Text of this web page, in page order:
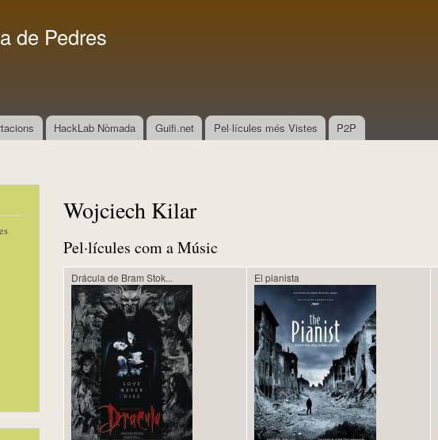
de Pedres
HackLab Nòmada Guifi.net Pel·lícules més Vistes P2P
Wojciech Kilar
Pel·lícules com a Músic
Drácula de Bram Stok... El pianista